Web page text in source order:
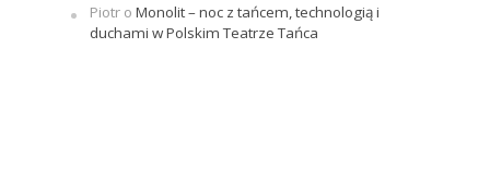
Piotro Monolit – noc z tańcem, technologią i
duchami w Polskim Teatrze Tańca